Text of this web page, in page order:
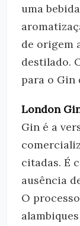
uma
de origem
destilado.
para o Gin
London
Gin é a
citadas. É
ausência
O